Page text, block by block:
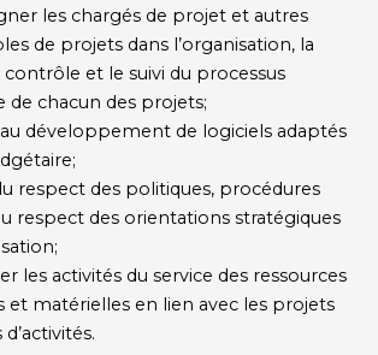
les chargés de projet et autres
de projets dans l’organisation, la
contrôle et le suivi du processus
de chacun des projets;
développement de logiciels adaptés
respect des politiques, procédures
respect des orientations stratégiques
les activités du service des ressources
et matérielles en lien avec les projets